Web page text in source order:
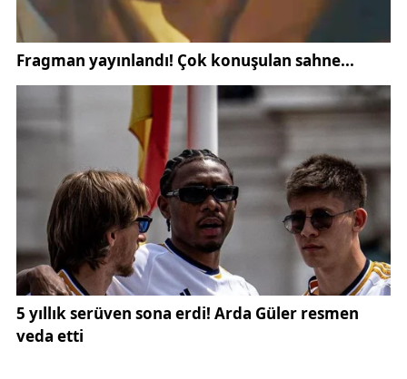
kuruduğunu ve bazı bölgelerde ekili alanların büyük
bölümünün kullanılamaz hâle geldiğini söyledi.
üretiminin ciddi zarar gördüğü belirtilirken, uzun
süreli su birikintilerinin bulunduğu noktalarda
ürünlerin tamamen çürüdüğü kaydedildi.
Aşırı yağışların yalnızca taşkınlara değil, aynı
zamanda bitki hastalıklarının yayılmasına da uygun
ortam oluşturduğunu belirten Prof. Dr. Karaköy,
sıcaklıkların 20 ila 24 derece seviyelerine
ulaşmasıyla birlikte pas ve septoria gibi hastalıkların
görülebileceğini söyledi.